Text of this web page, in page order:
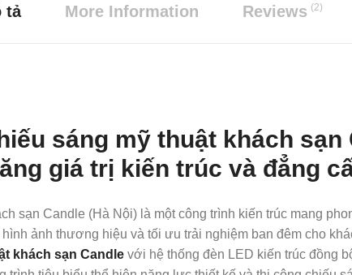
tả More Information Reviews(2)
sáng mỹ thuật khách sạn
giá trị kiến trúc và đẳng
sạn Candle (Hà Nội) là một công trình kiến trúc mang
hình ảnh thương hiệu và tối ưu trải nghiệm ban đêm cho
khách sạn Candle với hệ thống đèn LED kiến trúc đồng